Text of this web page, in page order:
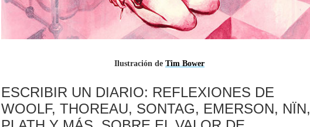
Ilustración de Tim Bower
ESCRIBIR UN DIARIO: REFLEXIONES DE
WOOLF, THOREAU, SONTAG, EMERSON, NÏN,